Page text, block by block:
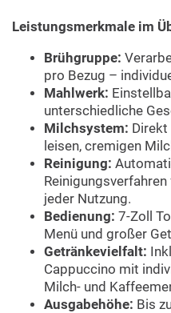
Leistungsmerkmale im
Brühgruppe:
pro Bezug –
Mahlwerk:
unterschiedliche
Milchsystem:
leisen, cremigen
Reinigung:
jeder Nutzung.
Bedienung: 7-Zoll
Menü und großer
Getränkevielfalt:
Cappuccino mit
Milch- und
Ausgabehöhe: Bis